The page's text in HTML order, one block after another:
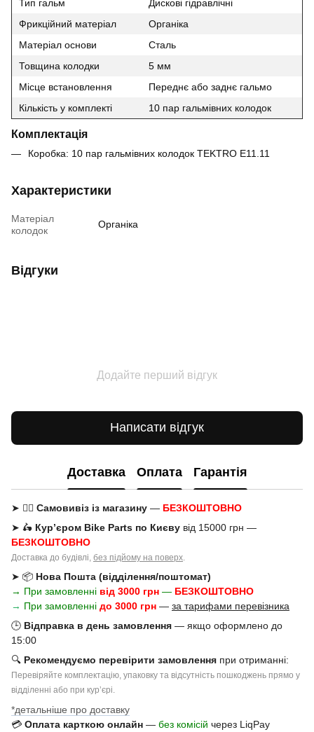
Тип гальм
Дискові гідравлічні
Фрикційний матеріал
Органіка
Матеріал основи
Сталь
Товщина колодки
5 мм
Місце встановлення
Переднє або заднє гальмо
Кількість у комплекті
10 пар гальмівних колодок
Комплектація
Коробка: 10 пар гальмівних колодок TEKTRO E11.11
Характеристики
Матеріал
колодок
Органіка
Відгуки
Додайте перший відгук
Написати відгук
Доставка Оплата Гарантія
➤ 🚶‍♂️ Самовивіз із магазину — БЕЗКОШТОВНО
➤ 🛵 Кур’єром Bike Parts по Києву від 15000 грн —
БЕЗКОШТОВНО
Доставка до будівлі, без підйому на поверх
➤ 📦 Нова Пошта (відділення/поштомат)
→ При замовленні від 3000 грн — БЕЗКОШТОВНО
→ При замовленні до 3000 грн — за тарифами перевізника
🕒 Відправка в день замовлення — якщо оформлено до
15:00
🔍 Рекомендуємо перевірити замовлення при отриманні:
Перевіряйте комплектацію, упаковку та відсутність пошкоджень прямо у
відділенні або при курʼєрі.
*детальніше про доставку
💳 Оплата карткою онлайн — без комісій через LiqPay